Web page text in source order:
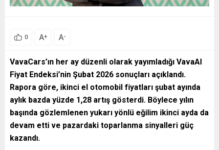
0 A+ A-
VavaCars’ın her ay düzenli olarak yayımladığı VavaAI
Fiyat Endeksi’nin Şubat 2026 sonuçları açıklandı.
Rapora göre, ikinci el otomobil fiyatları şubat ayında
aylık bazda yüzde 1,28 artış gösterdi. Böylece yılın
başında gözlemlenen yukarı yönlü eğilim ikinci ayda da
devam etti ve pazardaki toparlanma sinyalleri güç
kazandı.